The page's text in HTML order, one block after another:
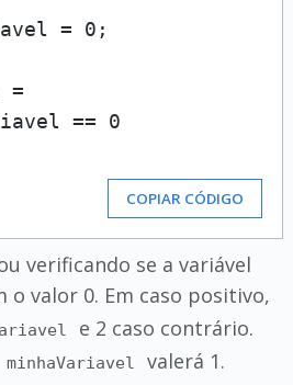
= 0;
=
== 0
COPIAR CÓDIGO
verificando se a variável
o valor 0. Em caso positivo,
e 2 caso contrário.
minhaVariavel valerá 1.